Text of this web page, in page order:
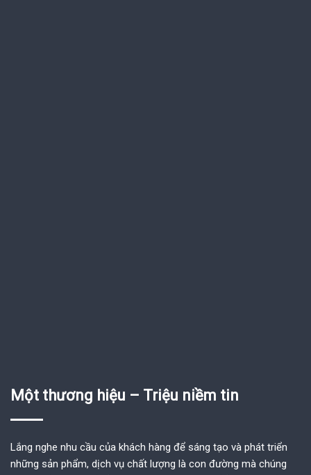
Một thương hiệu – Triệu niềm tin
Lắng nghe nhu cầu của khách hàng để sáng tạo và phát triển
những sản phẩm, dịch vụ chất lượng là con đường mà chúng